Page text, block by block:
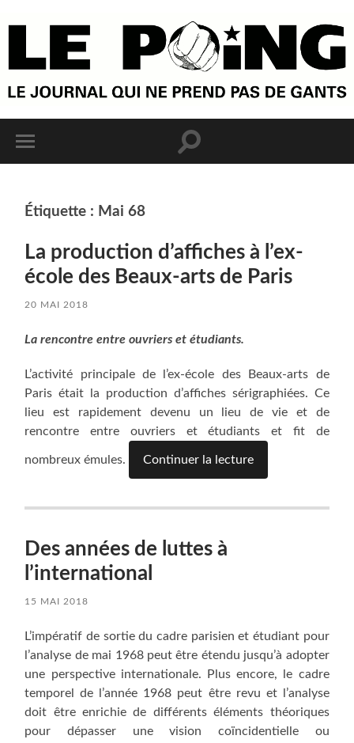
Étiquette : Mai 68
La production d’affiches à l’ex-
école des Beaux-arts de Paris
20 MAI 2018
La rencontre entre ouvriers et étudiants.
L’activité principale de l’ex-école des Beaux-arts de
Paris était la production d’affiches sérigraphiées. Ce
lieu est rapidement devenu un lieu de vie et de
rencontre entre ouvriers et étudiants et fit de
nombreux émules. Continuer la lecture
Des années de luttes à
l’international
15 MAI 2018
L’impératif de sortie du cadre parisien et étudiant pour
l’analyse de mai 1968 peut être étendu jusqu’à adopter
une perspective internationale. Plus encore, le cadre
temporel de l’année 1968 peut être revu et l’analyse
doit être enrichie de différents éléments théoriques
pour dépasser une vision coïncidentielle ou